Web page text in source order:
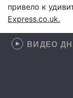
привело к
Express.co.uk.
ВИДЕО